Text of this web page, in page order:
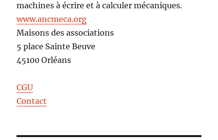
machines à écrire et à calculer mécaniques.
www.ancmeca.org
Maisons des associations
5 place Sainte Beuve
45100 Orléans
CGU
Contact